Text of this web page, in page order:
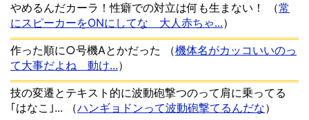
やめるんだカーラ！性癖での対立は何も生まない！
（常
にスピーカーをONにしてな 大人赤ちゃ...）
作った順に○号機Aとかだった
（機体名がカッコいいのっ
て大事だよね 動け...）
技の変遷とテキスト的に波動砲撃つのって肩に乗ってる
｢はなこ｣...
（ハンギョドンって波動砲撃てるんだな）